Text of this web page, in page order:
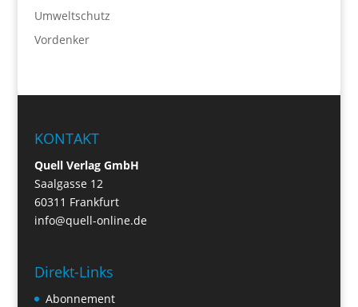
Umweltschutz
Vordenker
KONTAKT
Quell Verlag GmbH
Saalgasse 12
60311 Frankfurt
info@quell-online.de
Direkt-Links
Abonnement